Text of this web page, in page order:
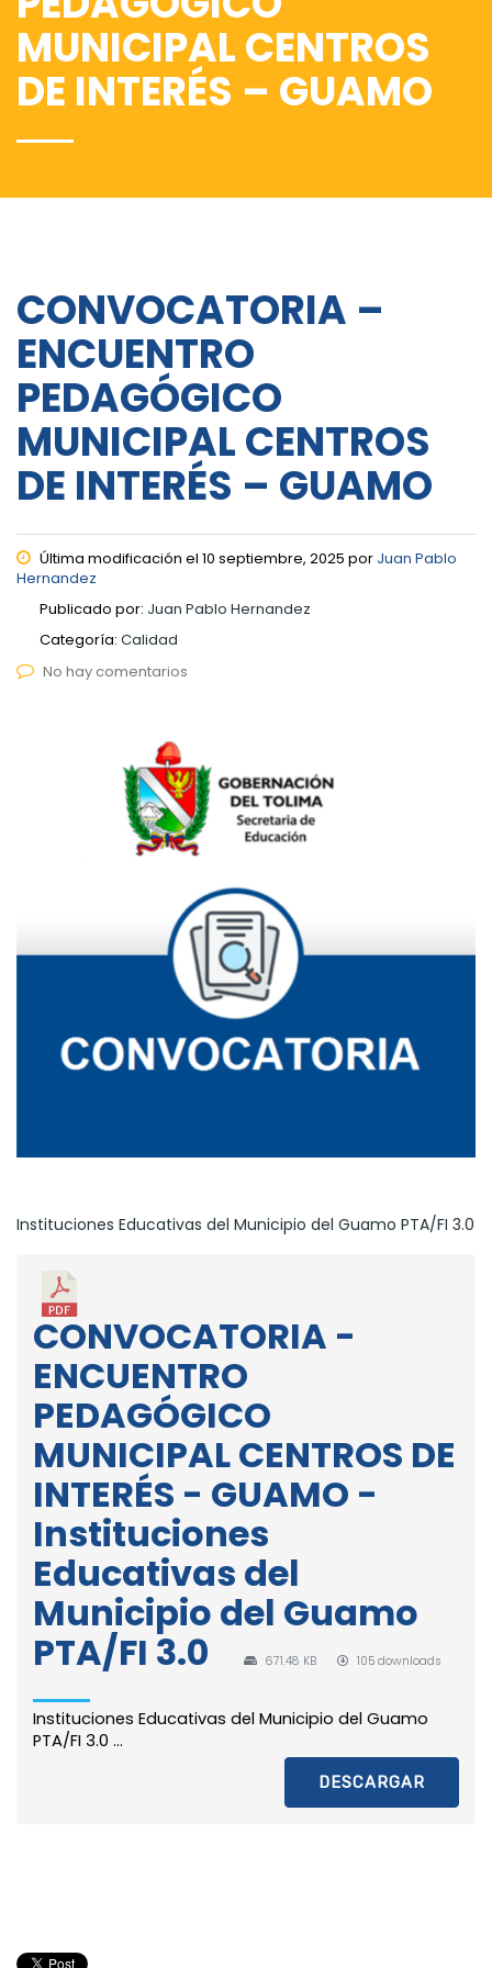
MUNICIPAL CENTROS
DE INTERÉS – GUAMO
CONVOCATORIA –
ENCUENTRO
PEDAGÓGICO
MUNICIPAL CENTROS
DE INTERÉS – GUAMO
Última modificación el 10 septiembre, 2025 por Juan Pablo
Hernandez
Publicado por: Juan Pablo Hernandez
Categoría: Calidad
No hay comentarios
Instituciones Educativas del Municipio del Guamo PTA/FI 3.0
CONVOCATORIA -
ENCUENTRO
PEDAGÓGICO
MUNICIPAL CENTROS DE
INTERÉS - GUAMO -
Instituciones
Educativas del
Municipio del Guamo
PTA/FI 3.0
671.48 KB 105 downloads
Instituciones Educativas del Municipio del Guamo
PTA/FI 3.0 ...
DESCARGAR